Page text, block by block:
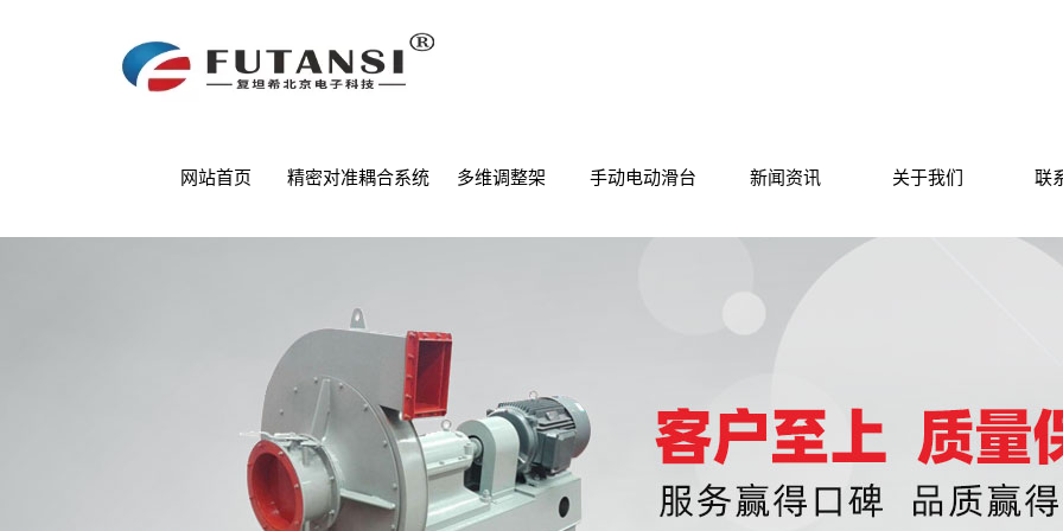
网站首页 精密对准耦合系统 多维调整架 手动电动滑台 新闻资讯 关于我们 联